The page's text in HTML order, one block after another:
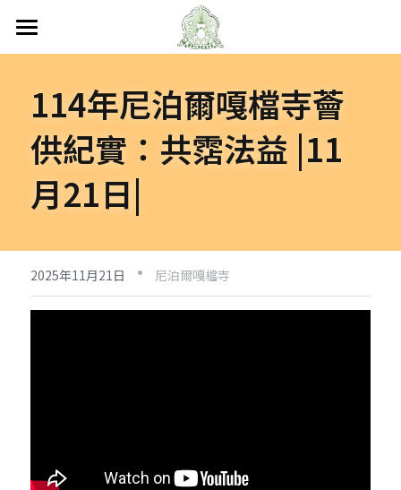
首頁
關於嘎檔
認識嘎檔
傳承祖師
嘎檔修行
嘎檔經藏
阿帝夏大尊者及嘎檔四天
十六圓點
弘法日誌
非洲
越南
法會活動
弘法活動
人文關懷
關懷流浪動物
聯絡嘎檔
美洲
114年尼泊爾嘎檔寺薈
供紀實：共霑法益 |11
月21日|
2025年11月21日 · 尼泊爾嘎檔寺